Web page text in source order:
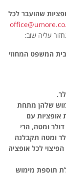
שהועבר לכל
עליה שוב:
בית המשפט המחוזי
.
שלהן מתחת
אופציות עם
תוספת מימוש 14.08 דולר ומעלה או 12.21 דולר ומטה, הרי
מתוספת מימוש של 12.21 דולר ומטה תקבלנה
לכל אופציה
תוספת מימוש